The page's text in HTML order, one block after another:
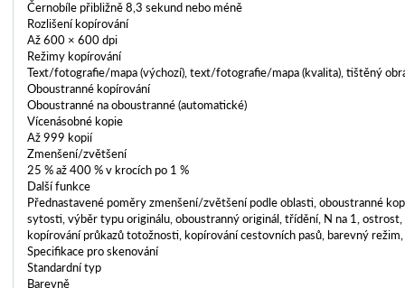
Černobíle přibližně 8,3 sekund nebo méně
Rozlišení kopírování
Až 600 × 600 dpi
Režimy kopírování
Text/fotografie/mapa (výchozí), text/fotografie/mapa (kvalita), tištěný
Oboustranné kopírování
Oboustranné na oboustranné (automatické)
Vícenásobné kopie
Až 999 kopií
Zmenšení/zvětšení
25 % až 400 % v krocích po 1 %
Další funkce
Přednastavené poměry zmenšení/zvětšení podle oblasti, oboustranné
sytosti, výběr typu originálu, oboustranný originál, třídění, N na 1, ostrost,
kopírování průkazů totožnosti, kopírování cestovních pasů, barevný
Specifikace pro skenování
Standardní typ
Barevně